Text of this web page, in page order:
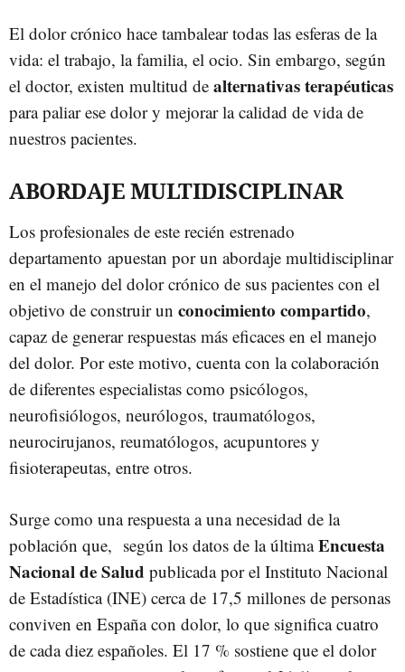
El dolor crónico hace tambalear todas las esferas de la
vida: el trabajo, la familia, el ocio. Sin embargo, según
el doctor, existen multitud de alternativas terapéuticas
para paliar ese dolor y mejorar la calidad de vida de
nuestros pacientes.
ABORDAJE MULTIDISCIPLINAR
Los profesionales de este recién estrenado
departamento apuestan por un abordaje multidisciplinar
en el manejo del dolor crónico de sus pacientes con el
objetivo de construir un conocimiento compartido,
capaz de generar respuestas más eficaces en el manejo
del dolor. Por este motivo, cuenta con la colaboración
de diferentes especialistas como psicólogos,
neurofisiólogos, neurólogos, traumatólogos,
neurocirujanos, reumatólogos, acupuntores y
fisioterapeutas, entre otros.
Surge como una respuesta a una necesidad de la
población que, según los datos de la últimaEncuesta
Nacional de Salud publicada por el Instituto Nacional
de Estadística (INE) cerca de 17,5 millones de personas
conviven en España con dolor, lo que significa cuatro
de cada diez españoles. El 17 % sostiene que el dolor